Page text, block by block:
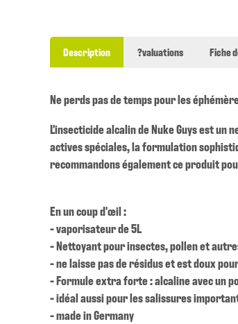
Description ?valuations Fiche
Ne perds pas de temps pour les
L'insecticide alcalin de Nuke Guys est
actives spéciales, la formulation
recommandons également ce produit
En un coup d'œil :
- vaporisateur de 5L
- Nettoyant pour insectes, pollen et
- ne laisse pas de résidus et est doux
- Formule extra forte : alcaline avec un
- idéal aussi pour les salissures
- made in Germany